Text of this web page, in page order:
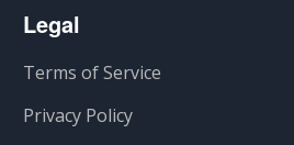
Legal
Terms of Service
Privacy Policy